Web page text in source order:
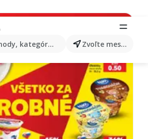
kategórie, produkty... Zvoľte mesto